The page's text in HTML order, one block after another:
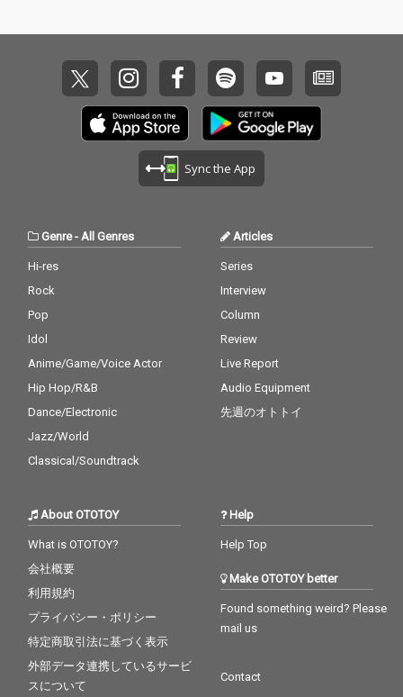
ースティック・ギター
やスティール・ギタ
ー、さらにはパーカッ
ションやターンテーブ
ルを使ってのノイズ、
そして電子音など、さ
まざまな音源によって
繊細かつ濃厚なサウン
ではなく、３台のKOR
G MR-2000Sを同期運
転させ、ピンポンによ
タジオの機能、そして
た。
ースティック・ギター
やスティール・ギタ
ー、さらにはパーカッ
ションやターンテーブ
ルを使ってのノイズ、
そして電子音など、さ
まざまな音源によって
繊細かつ濃厚なサウン
ではなく、３台のKOR
G MR-2000Sを同期運
転させ、ピンポンによ
タジオの機能、そして
居合わせた観客の力も
存分に借りつつ、極上
た。
Sync the App
Genre- All Genres
Hi-res
Rock
Pop
Idol
Anime/Game/Voice Actor
Hip Hop/R&B
Dance/Electronic
Jazz/World
Classical/Soundtrack
Articles
Series
Interview
Column
Review
Live Report
Audio Equipment
先週のオトトイ
About OTOTOY
What is OTOTOY?
会社概要
利用規約
プライバシー・ポリシー
特定商取引法に基づく表示
外部データ連携しているサービ
スについて
Help
Help Top
Make OTOTOY better
Found something weird? Please
mail us
Contact